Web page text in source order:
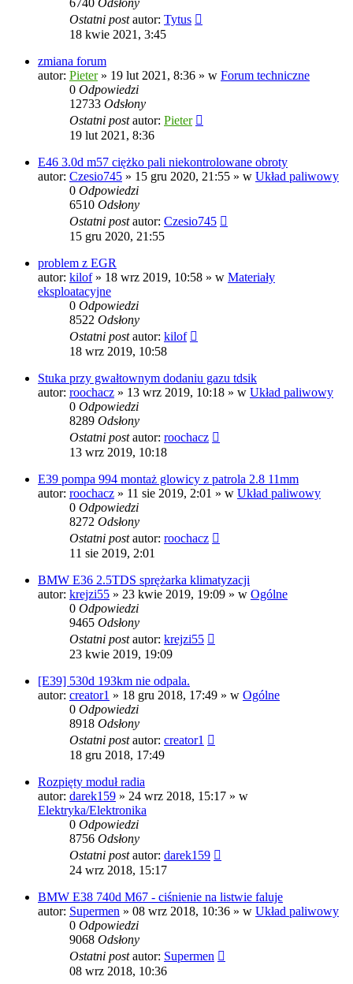
6740 Odsłony
Ostatni postautor: Tytus
18 kwie 2021, 3:45
zmiana forum
autor: Pieter» 19 lut 2021, 8:36 » w Forum techniczne
0 Odpowiedzi
12733 Odsłony
Ostatni postautor: Pieter
19 lut 2021, 8:36
E46 3.0d m57 ciężko pali niekontrolowane obroty
autor: Czesio745 » 15 gru 2020, 21:55 » w Układ paliwowy
0 Odpowiedzi
6510 Odsłony
Ostatni postautor: Czesio745
15 gru 2020, 21:55
problem z EGR
autor: kilof» 18 wrz 2019, 10:58 » w Materiały
eksploatacyjne
0 Odpowiedzi
8522 Odsłony
Ostatni postautor: kilof
18 wrz 2019, 10:58
Stuka przy gwałtownym dodaniu gazu tdsik
autor: roochacz » 13 wrz 2019, 10:18 » w Układ paliwowy
0 Odpowiedzi
8289 Odsłony
Ostatni postautor: roochacz
13 wrz 2019, 10:18
E39 pompa 994 montaż glowicy z patrola 2.8 11mm
autor: roochacz » 11 sie 2019, 2:01 » w Układ paliwowy
0 Odpowiedzi
8272 Odsłony
Ostatni postautor: roochacz
11 sie 2019, 2:01
BMW E36 2.5TDS sprężarka klimatyzacji
autor: krejzi55 » 23 kwie 2019, 19:09 » w Ogólne
0 Odpowiedzi
9465 Odsłony
Ostatni postautor: krejzi55
23 kwie 2019, 19:09
[E39] 530d 193km nie odpala.
autor: creator1 » 18 gru 2018, 17:49 » w Ogólne
0 Odpowiedzi
8918 Odsłony
Ostatni postautor: creator1
18 gru 2018, 17:49
Rozpięty moduł radia
autor: darek159 » 24 wrz 2018, 15:17 » w
Elektryka/Elektronika
0 Odpowiedzi
8756 Odsłony
Ostatni postautor: darek159
24 wrz 2018, 15:17
BMW E38 740d M67 - ciśnienie na listwie faluje
autor: Supermen » 08 wrz 2018, 10:36 » w Układ paliwowy
0 Odpowiedzi
9068 Odsłony
Ostatni postautor: Supermen
08 wrz 2018, 10:36